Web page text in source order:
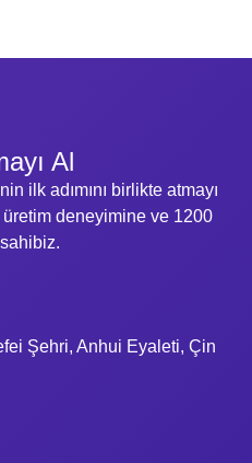
Al
ilk adımını birlikte atmayı
üretim deneyimine ve 1200
Şehri, Anhui Eyaleti, Çin